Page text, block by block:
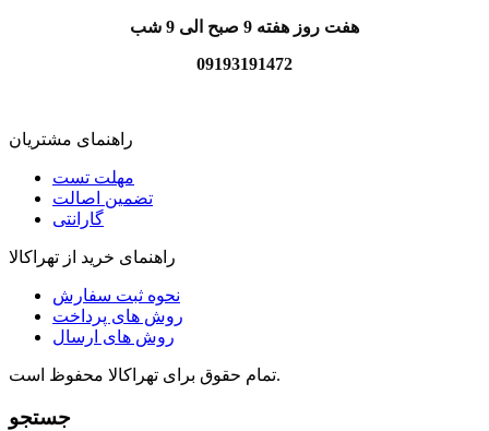
هفت روز هفته 9 صبح الی 9 شب
09193191472
راهنمای مشتریان
مهلت تست
تضمین اصالت
گارانتی
راهنمای خرید از تهراکالا
نحوه ثبت سفارش
روش های پرداخت
روش های ارسال
تمام حقوق برای تهراکالا محفوظ است.
جستجو